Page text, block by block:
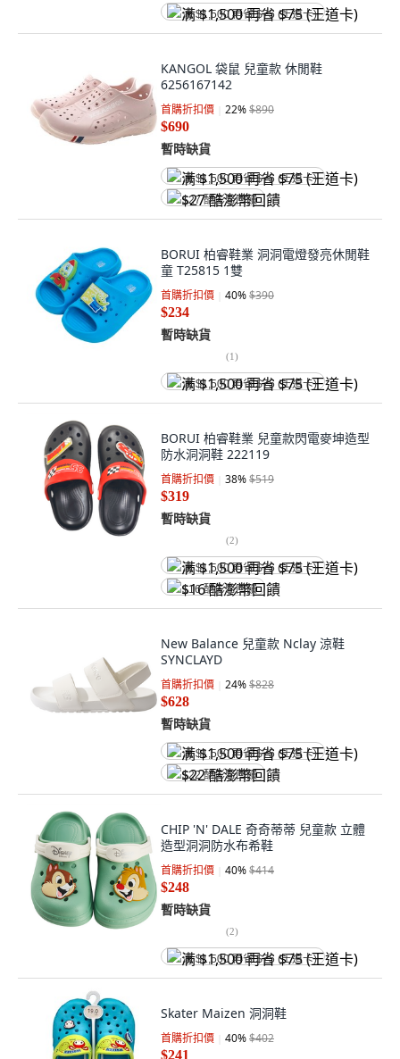
满 $1,500 再省 $75 (王道卡)
KANGOL 袋鼠 兒童款 休閒鞋
6256167142
首購折扣價 22%$890
$690
暫時缺貨
满 $1,500 再省 $75 (王道卡)
$27 酷澎幣回饋
BORUI 柏睿鞋業 洞洞電燈發亮休閒鞋
童 T25815 1雙
首購折扣價 40%$390
$234
暫時缺貨
(1)
满 $1,500 再省 $75 (王道卡)
BORUI 柏睿鞋業 兒童款閃電麥坤造型
防水洞洞鞋 222119
首購折扣價 38%$519
$319
暫時缺貨
(2)
满 $1,500 再省 $75 (王道卡)
$16 酷澎幣回饋
New Balance 兒童款 Nclay 涼鞋
SYNCLAYD
首購折扣價 24%$828
$628
暫時缺貨
满 $1,500 再省 $75 (王道卡)
$22 酷澎幣回饋
CHIP 'N' DALE 奇奇蒂蒂 兒童款 立體
造型洞洞防水布希鞋
首購折扣價 40%$414
$248
暫時缺貨
(2)
满 $1,500 再省 $75 (王道卡)
Skater Maizen 洞洞鞋
首購折扣價 40%$402
$241